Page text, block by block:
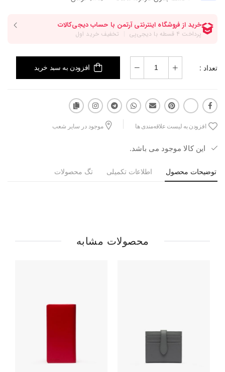
تعداد : افزودن به سبد خرید
افزودن به لیست علاقه‌مندی ها موجود در سایر شعب
این کالا موجود می باشد.
توضیحات محصول اطلاعات تکمیلی تگ محصولات
محصولات مشابه